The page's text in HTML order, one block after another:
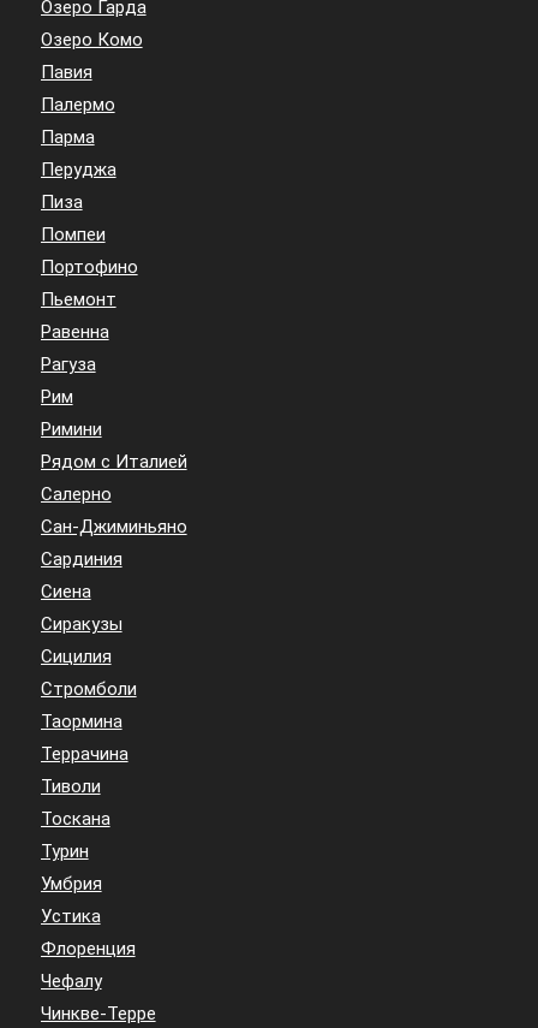
Озеро Гарда
Озеро Комо
Павия
Палермо
Парма
Перуджа
Пиза
Помпеи
Портофино
Пьемонт
Равенна
Рагуза
Рим
Римини
Рядом с Италией
Салерно
Сан-Джиминьяно
Сардиния
Сиена
Сиракузы
Сицилия
Стромболи
Таормина
Террачина
Тиволи
Тоскана
Турин
Умбрия
Устика
Флоренция
Чефалу
Чинкве-Терре